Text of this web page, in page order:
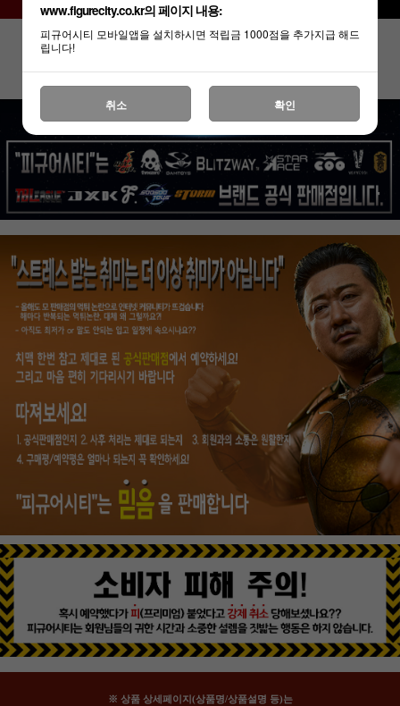
※ 상품 상세페이지(상품명/상품설명 등)는
www.figurecity.co.kr의 페이지 내용:
피규어시티 모바일앱을 설치하시면 적립금 1000점을 추가지급 해드
립니다!
취소 확인